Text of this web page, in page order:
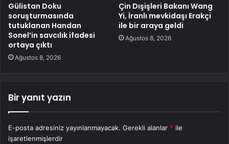
Gülistan Doku
soruşturmasında
tutuklanan Handan
Sonel’in savcılık ifadesi
ortaya çıktı
Ağustos 8, 2026
Çin Dışişleri Bakanı Wang
Yi, İranlı mevkidaşı Erakçi
ile bir araya geldi
Ağustos 8, 2026
Bir yanıt yazın
E-posta adresiniz yayınlanmayacak. Gerekli alanlar * ile
işaretlenmişlerdir